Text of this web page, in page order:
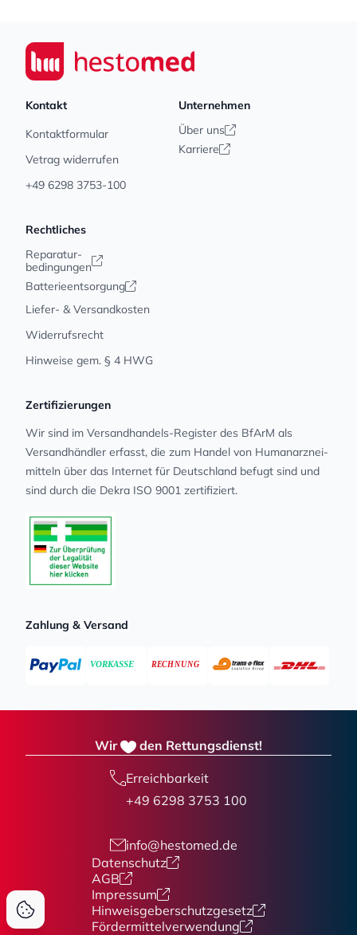
Seiwert GmbH
Kontakt
Kontaktformular
Vetrag widerrufen
+49 6298 3753-100
Unternehmen
Über uns
Karriere
Rechtliches
Reparatur-
bedingungen
Batterieentsorgung
Liefer- & Versandkosten
Widerrufsrecht
Hinweise gem. § 4 HWG
Zertifizierungen
Wir sind im Versandhandels-Register des BfArM als
Versandhändler erfasst, die zum Handel von Human­arz­nei­
mit­teln über das Internet für Deutschland befugt sind und
sind durch die Dekra ISO 9001 zertifiziert.
Zahlung & Versand
Wir den Rettungsdienst!
Erreichbarkeit
+49 6298 3753 100
info@hestomed.de
Datenschutz
AGB
Impressum
Hinweisgeberschutzgesetz
Fördermittelverwendung